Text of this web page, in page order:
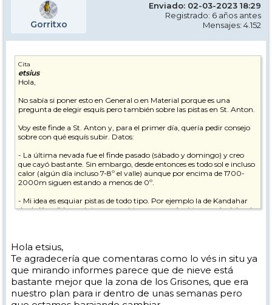
Gorritxo
Enviado: 02-03-2023 18:29
Registrado: 6 años antes
Mensajes: 4.152
Cita
etsius
Hola,
No sabía si poner esto en General o en Material porque es una
pregunta de elegir esquís pero también sobre las pistas en St. Anton.
Voy este finde a St. Anton y, para el primer día, quería pedir consejo
sobre con qué esquís subir. Datos:
- La última nevada fue el finde pasado (sábado y domingo) y creo
que cayó bastante. Sin embargo, desde entonces es todo sol e incluso
calor (algún día incluso 7-8º el valle) aunque por encima de 1700-
2000m siguen estando a menos de 0º.
- Mi idea es esquiar pistas de todo tipo. Por ejemplo la de Kandahar
desde Kapall (que pinta que es pista para esquís pisteros y de slalom)
- Y también las Ski Routes (no las extremas que a saber qué locura
será esa, jaja, sino las normales). El tema es que no sé qué esperar en
estos itinerarios. En Suiza he hecho algunos y la verdad es que son
bastante diferentes unos de otros. Lo que sí que es común es que
nunca están pisados. En Austria no sé cómo es la cosa. He visto algún
vídeo en el que están algunos pisados, pero supongo que otras veces
no es así. No sé por tanto si esperar polvo, bañeras, hielo, mucha o
Hola etsius,
Te agradecería que comentaras como lo vés in situ ya
que mirando informes parece que de nieve está
bastante mejor que la zona de los Grisones, que era
nuestro plan para ir dentro de unas semanas pero